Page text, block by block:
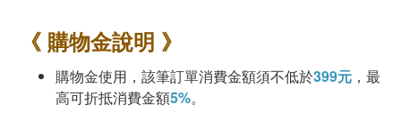
《 購物金說明 》
購物金使用，該筆訂單消費金額須不低於399元 ，最
高可折抵消費金額5%。